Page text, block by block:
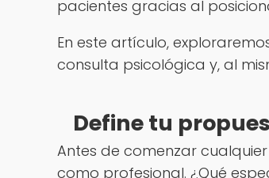
pacientes gracias al
En este artículo,
consulta psicológica y, al
Define tu
Antes de comenzar
como profesional. ¿Qué